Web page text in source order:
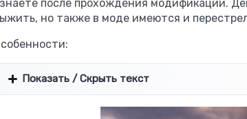
после прохождения модификации.
но также в моде имеются и
Показать / Скрыть текст